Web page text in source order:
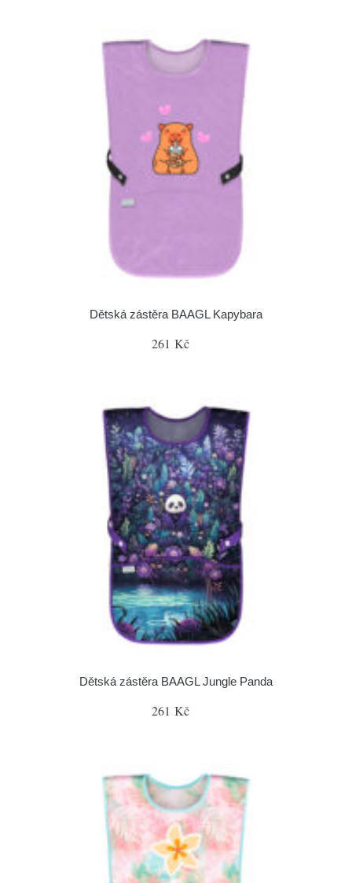
Dětská zástěra BAAGL Kapybara
261 Kč
Dětská zástěra BAAGL Jungle Panda
261 Kč